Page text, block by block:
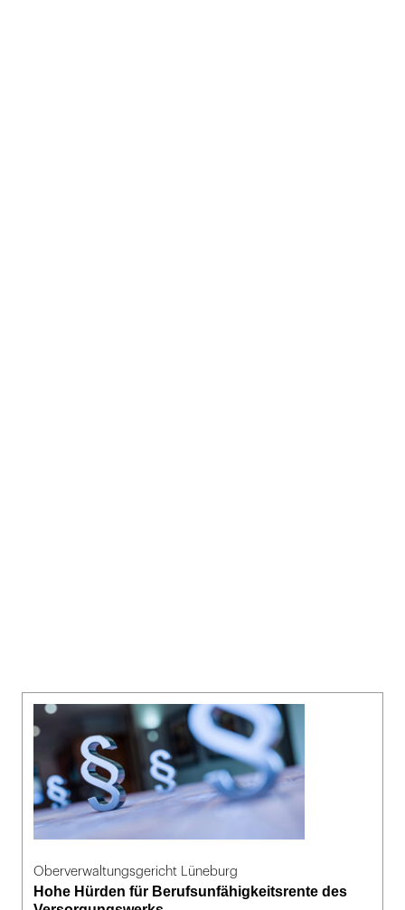
Oberverwaltungsgericht Lüneburg
Hohe Hürden für Berufsunfähigkeitsrente des